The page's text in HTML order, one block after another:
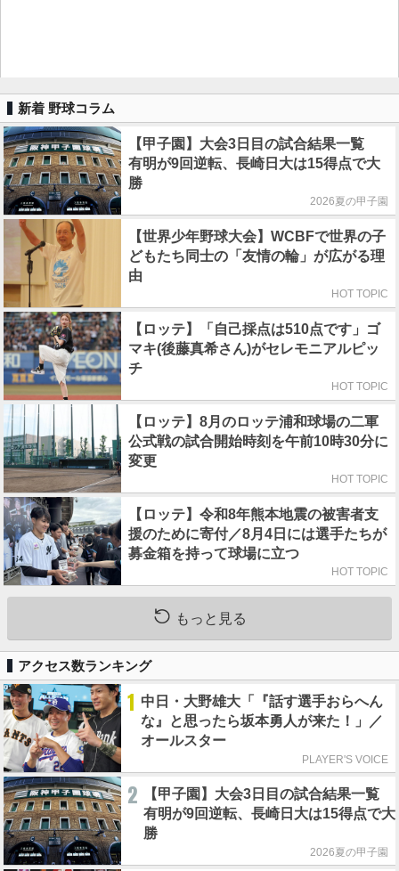
新着 野球コラム
【甲子園】大会3日目の試合結果一覧
有明が9回逆転、長崎日大は15得点で大
勝
2026夏の甲子園
【世界少年野球大会】WCBFで世界の子
どもたち同士の「友情の輪」が広がる理
由
HOT TOPIC
【ロッテ】「自己採点は510点です」ゴ
マキ(後藤真希さん)がセレモニアルピッ
チ
HOT TOPIC
【ロッテ】8月のロッテ浦和球場の二軍
公式戦の試合開始時刻を午前10時30分に
変更
HOT TOPIC
【ロッテ】令和8年熊本地震の被害者支
援のために寄付／8月4日には選手たちが
募金箱を持って球場に立つ
HOT TOPIC
もっと見る
アクセス数ランキング
1 中日・大野雄大「『話す選手おらへん
な』と思ったら坂本勇人が来た！」／
オールスター
PLAYER'S VOICE
2
【甲子園】大会3日目の試合結果一覧
有明が9回逆転、長崎日大は15得点で大
勝
2026夏の甲子園